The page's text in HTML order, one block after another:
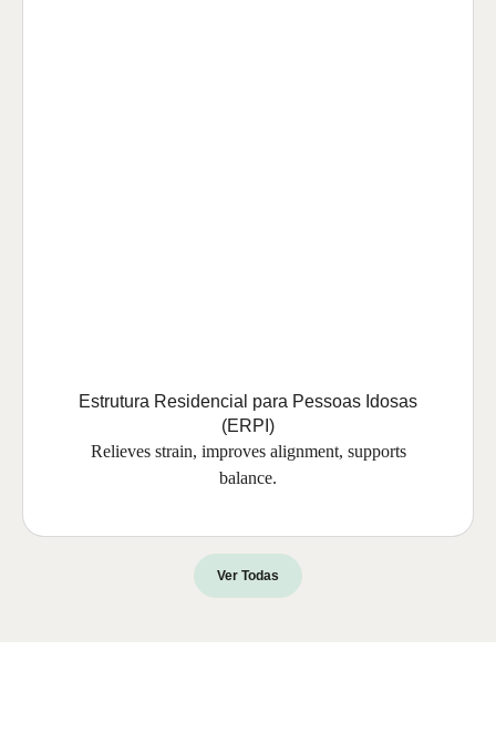
Estrutura Residencial para Pessoas Idosas
(ERPI)
Relieves strain, improves alignment, supports
balance.
Ver Todas